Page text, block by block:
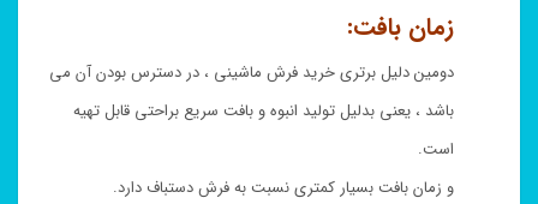
زمان بافت:
دومین دلیل برتری خرید فرش ماشینی ، در دسترس بودن آن می
باشد ، یعنی بدلیل تولید انبوه و بافت سریع براحتی قابل تهیه
است.
و زمان بافت بسیار کمتری نسبت به فرش دستباف دارد.